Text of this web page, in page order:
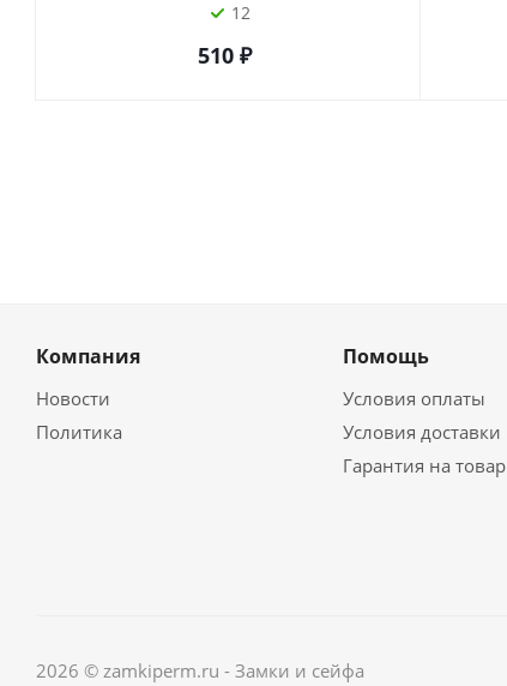
12
510₽
Компания
Новости
Политика
Помощь
Условия оплаты
Условия доставки
Гарантия на товар
2026 © zamkiperm.ru - Замки и сейфа